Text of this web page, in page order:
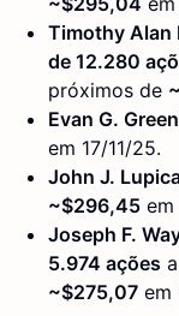
Timothy Alan
de 12.280
próximos de
Evan G.
em 17/11/25.
John J.
~$296,45 em
Joseph F.
5.974 ações
~$275,07 em